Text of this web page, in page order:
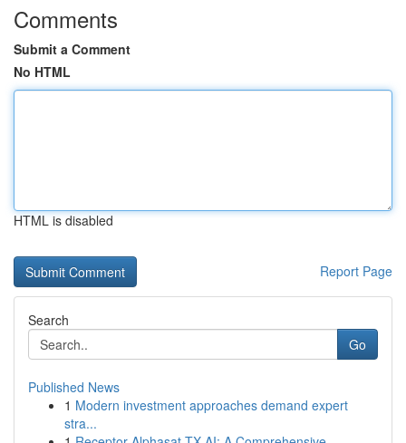
Comments
Submit a Comment
No HTML
HTML is disabled
Report Page
Search
Go
Published News
1 Modern investment approaches demand expert
stra...